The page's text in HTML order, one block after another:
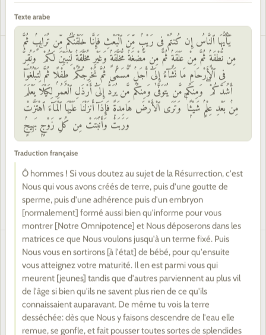
dépensent de ce que Nous leur avons attribué.
36
Nous vous avons désigné les chameaux (et les
vaches) bien portants pour certains rites établis
par Allah. Il y a en eux pour vous un bien.
Prononcez donc sur eux le nom d'Allah, quand
ils ont eu la patte attachée, [prêts à être
immolés]. Puis, lorsqu'ils gisent sur le flanc,
mangez-en, et nourrissez-en le besogneux
discret et le mendiant. Ainsi Nous vous les
avons assujettis afin que vous soyez
reconnaissants.
37
Ni leurs chairs ni leurs sangs n'atteindront Allah,
mais ce qui L'atteint de votre part c'est la piété.
Ainsi vous les a-t-Il assujettis afin que vous
proclamiez la grandeur d'Allah, pour vous avoir
mis sur le droit chemin. Et annonce la bonne
Texte arabe
يَٰٓأَيُّهَا ٱلنَّاسُ إِن كُنتُمْ فِى رَيْبٍۢ مِّنَ ٱلْبَعْثِ فَإِنَّا خَلَقْنَٰكُم مِّن تُرَابٍۢ ثُمَّ
مِن نُّطْفَةٍۢ ثُمَّ مِنْ عَلَقَةٍۢ ثُمَّ مِن مُّضْغَةٍۢ مُّخَلَّقَةٍۢ وَغَيْرِ مُخَلَّقَةٍۢ لِّنُبَيِّنَ لَكُمْ ۚ وَنُقِرُّ
فِى ٱلْأَرْحَامِ مَا نَشَآءُ إِلَىٰٓ أَجَلٍۢ مُّسَمًّۭى ثُمَّ نُخْرِجُكُمْ طِفْلًۭا ثُمَّ لِتَبْلُغُوٓا۟
أَشُدَّكُمْ ۖ وَمِنكُم مَّن يُتَوَفَّىٰ وَمِنكُم مَّن يُرَدُّ إِلَىٰٓ أَرْذَلِ ٱلْعُمُرِ لِكَيْلَا يَعْلَمَ
مِنۢ بَعْدِ عِلْمٍۢ شَيْـًۭٔا ۚ وَتَرَى ٱلْأَرْضَ هَامِدَةًۭ فَإِذَآ أَنزَلْنَا عَلَيْهَا ٱلْمَآءَ ٱهْتَزَّتْ
وَرَبَتْ وَأَنۢبَتَتْ مِن كُلِّ زَوْجٍۭ بَهِيجٍۢ
Traduction française
Ô hommes ! Si vous doutez au sujet de la Résurrection, c'est
Nous qui vous avons créés de terre, puis d'une goutte de
sperme, puis d'une adhérence puis d'un embryon
[normalement] formé aussi bien qu'informe pour vous
montrer [Notre Omnipotence] et Nous déposerons dans les
matrices ce que Nous voulons jusqu'à un terme fixé. Puis
Nous vous en sortirons [à l'état] de bébé, pour qu'ensuite
vous atteignez votre maturité. Il en est parmi vous qui
meurent [jeunes] tandis que d'autres parviennent au plus vil
de l'âge si bien qu'ils ne savent plus rien de ce qu'ils
connaissaient auparavant. De même tu vois la terre
desséchée: dès que Nous y faisons descendre de l'eau elle
remue, se gonfle, et fait pousser toutes sortes de splendides